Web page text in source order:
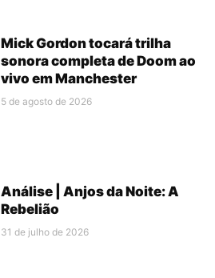
Mick Gordon tocará trilha
sonora completa de Doom ao
vivo em Manchester
5 de agosto de 2026
Análise | Anjos da Noite: A
Rebelião
31 de julho de 2026